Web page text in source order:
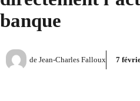
banque
de Jean-Charles Falloux 7